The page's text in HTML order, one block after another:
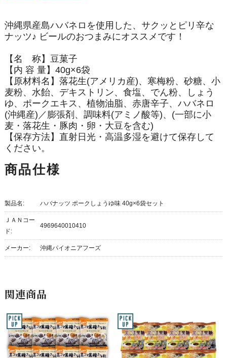
沖縄県産島ハバネロを使用した、サクッとピリ辛な
ナッツ♪ ビールのおつまみにオススメです！
【名 称】豆菓子
【内 容 量】40g×6袋
【原材料名】落花生(アメリカ産)、寒梅粉、砂糖、小
麦粉、水飴、デキストリン、食塩、でん粉、しょう
ゆ、ポークエキス、植物油脂、赤唐辛子、ハバネロ
(沖縄産)／膨張剤、調味料(アミノ酸等)、(一部に小
麦・落花生・豚肉・卵・大豆を含む)
【保存方法】直射日光・高温多湿を避けて保存して
ください。
商品仕様
製品名: ハバナッツ ポークしょうゆ味 40g×6袋セット
ＪＡＮコー
ド:
4969640010410
メーカー: 沖縄パイオニアフーズ
関連商品